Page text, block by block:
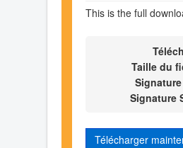
This is the full
Taille du
Signature
Télécharger